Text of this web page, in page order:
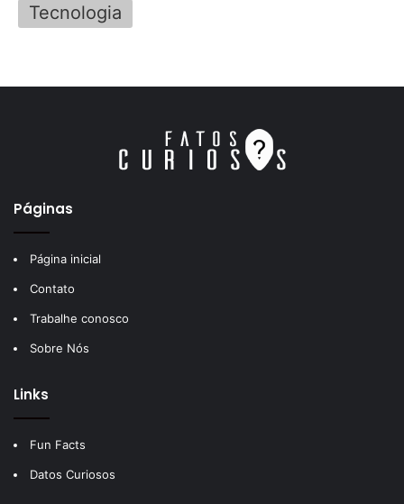
Tecnologia
Páginas
Página inicial
Contato
Trabalhe conosco
Sobre Nós
Links
Fun Facts
Datos Curiosos